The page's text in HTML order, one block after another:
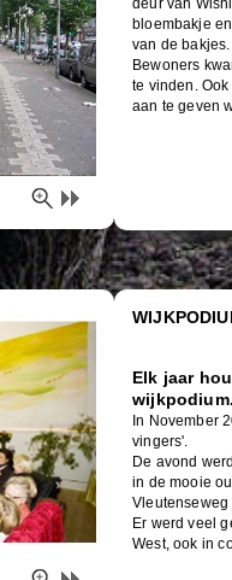
bloembakje
van de bakjes.
Bewoners
te vinden.
aan te geven
Elk jaar
wijkpodium.
In November
vingers'.
De avond
in de mooie
Vleutenseweg
Er werd veel
West, ook in